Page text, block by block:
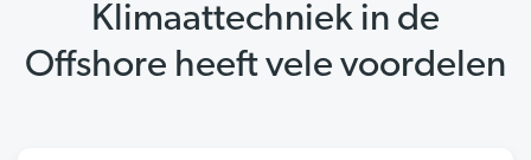
Klimaattechniek in de
Offshore heeft vele voordelen